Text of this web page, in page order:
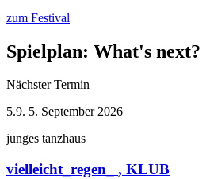
zum Festival
Spielplan: What's next?
Nächster Termin
5.9. 5. September 2026
junges tanzhaus
vielleicht_regen_ , KLUB